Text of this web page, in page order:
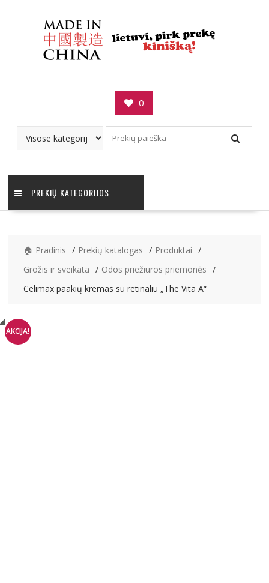
0
PREKIŲ KATEGORIJOS
🏠 Pradinis Prekių katalogas
Produktai
Grožis ir sveikata
Odos priežiūros priemonės
Celimax paakių kremas su retinaliu „The Vita A“
AKCIJA!